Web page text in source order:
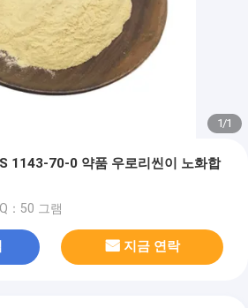
1/1
1143-70-0 약품 우로리씬이 노화합
：50 그램
지금 연락